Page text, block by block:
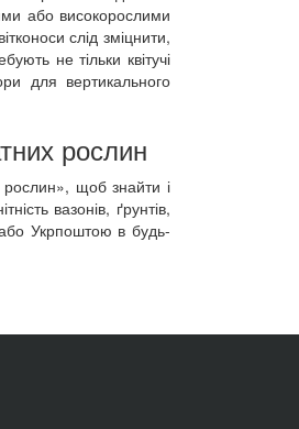
або високорослими
слід зміцнити,
не тільки квітучі
для вертикального
рослин
рослин», щоб знайти і
вазонів, ґрунтів,
Укрпоштою в будь-